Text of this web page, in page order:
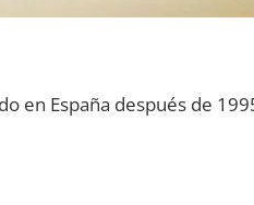
en España después dе